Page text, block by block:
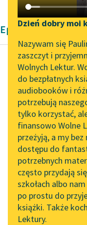
Katalog DAISY
Podkasty o książkach
Aktualności
„Prokurator Alicja
do słuchania
Byliśmy częścią AI
Lab
Zapraszamy na
online z tłumaczkami
literatury
Spotkanie z Katarzyną
Tunkiel w Oslo
102. lata temu zmarł
Joseph Conrad
Dzień dobry moi
Nazywam się
zaszczyt i
Wolnych Lektur.
do bezpłatnych
audiobooków i
potrzebują
tylko korzystać,
finansowo Wolne
przeżyją, a my
dostępu do
potrzebnych
często przydają
szkołach albo
po prostu do
książki. Także
Lektury.
Epika Zygmunta